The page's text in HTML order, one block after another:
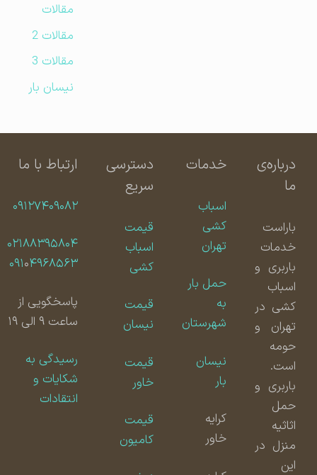
مقالات
مقالات 2
مقالات 3
نیسان بار
درباره‌ی
باراست
خدمات
باربری و
اسباب
کشی در
تهران و
حومه
است.
باربری و
حمل
اثاثیه
منزل در
خدمات
اسباب
کشی
تهران
حمل بار
شهرستان
نیسان
دسترسی
سریع
قیمت
اسباب
کشی
قیمت
نیسان
قیمت
قیمت
کامیون
ارتباط با ما
۰۹۱۲۷۴۰۹۰۸۲
۰۲۱۸۸۳۹۵۸۰۴
۰۹۱۰۴۹۶۸۵۶۳
پاسخگویی از
ساعت ۹ الی ۱۹
رسیدگی به
شکایات و
انتقادات